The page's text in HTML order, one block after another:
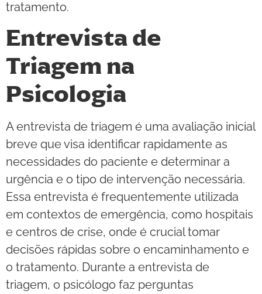
tratamento.
Entrevista de
Triagem na
Psicologia
A entrevista de triagem é uma avaliação inicial
breve que visa identificar rapidamente as
necessidades do paciente e determinar a
urgência e o tipo de intervenção necessária.
Essa entrevista é frequentemente utilizada
em contextos de emergência, como hospitais
e centros de crise, onde é crucial tomar
decisões rápidas sobre o encaminhamento e
o tratamento. Durante a entrevista de
triagem, o psicólogo faz perguntas